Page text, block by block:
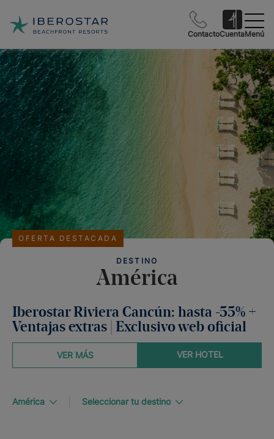
ContactoCuentaMenú
DESTINO
América
OFERTA DESTACADA
Iberostar Riviera Cancún: hasta -55% +
Ventajas extras | Exclusivo web oficial
VER HOTEL
VER MÁS
América Seleccionar tu destino